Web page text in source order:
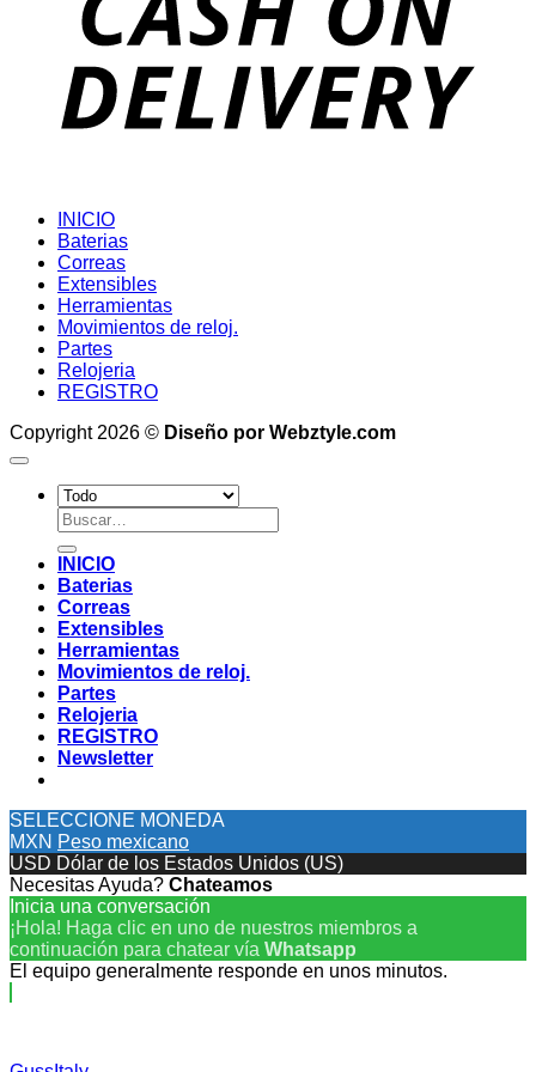
INICIO
Baterias
Correas
Extensibles
Herramientas
Movimientos de reloj.
Partes
Relojeria
REGISTRO
Copyright 2026 © Diseño por Webztyle.com
Buscar
por:
INICIO
Baterias
Correas
Extensibles
Herramientas
Movimientos de reloj.
Partes
Relojeria
REGISTRO
Newsletter
SELECCIONE MONEDA
MXN Peso mexicano
USD Dólar de los Estados Unidos (US)
Necesitas Ayuda? Chateamos
Inicia una conversación
¡Hola! Haga clic en uno de nuestros miembros a
continuación para chatear vía Whatsapp
El equipo generalmente responde en unos minutos.